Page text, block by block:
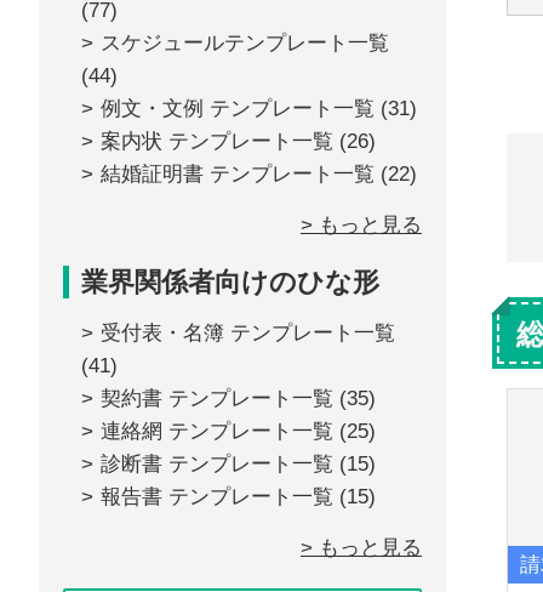
(77)
スケジュールテンプレート一覧
(44)
例文・文例 テンプレート一覧 (31)
案内状 テンプレート一覧 (26)
結婚証明書 テンプレート一覧 (22)
> もっと見る
業界関係者向けのひな形
受付表・名簿 テンプレート一覧
(41)
契約書 テンプレート一覧 (35)
連絡網 テンプレート一覧 (25)
診断書 テンプレート一覧 (15)
報告書 テンプレート一覧 (15)
> もっと見る